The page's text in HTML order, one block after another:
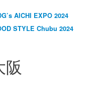
AICHI EXPO 2024
STYLE Chubu 2024